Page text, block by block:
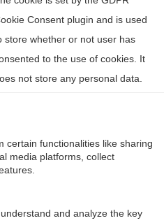
Consent plugin and is used
store whether or not user has
to the use of cookies. It
not store any personal data.
certain functionalities like sharing
media platforms, collect
and analyze the key